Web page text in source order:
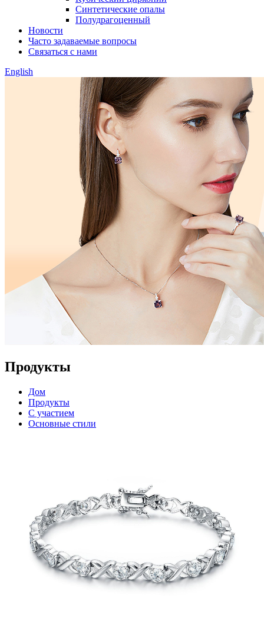
Синтетические опалы
Полудрагоценный
Новости
Часто задаваемые вопросы
Связаться с нами
English
Продукты
Дом
Продукты
С участием
Основные стили